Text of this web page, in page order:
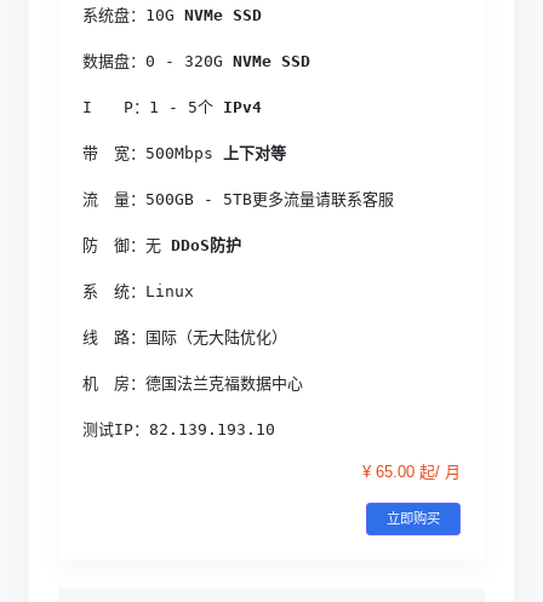
系统盘：10G NVMe SSD
数据盘：0 - 320G NVMe SSD
I　　P：1 - 5个 IPv4
带　宽：500Mbps 上下对等
流　量：500GB - 5TB更多流量请联系客服
防　御：无 DDoS防护
系　统：Linux
线　路：国际（无大陆优化）
机　房：德国法兰克福数据中心
测试IP：82.139.193.10
¥ 65.00 起/ 月
立即购买